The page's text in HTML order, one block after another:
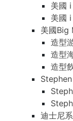
美國
美國
美國Big
造型
造型
造型
迪士尼